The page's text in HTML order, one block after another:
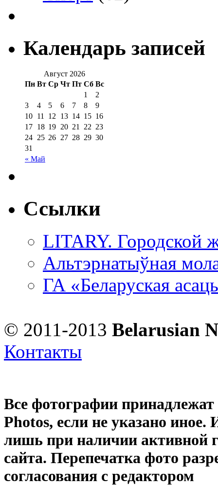
Календарь записей
Август 2026
Пн Вт Ср Чт Пт Сб Вс
« Май
1
2
3
4 5 6 7 8
9
10 11 12 13 14 15 16
17 18 19 20 21 22 23
24 25 26 27 28 29 30
31
Ссылки
LITARY. Городской
Альтэрнатыўная
ГА «Беларуская
© 2011-2013 Belarusian
Контакты
Все фотографии
Photos, если не указано иное.
лишь при наличии активной
сайта. Перепечатка фото
согласования с редактором